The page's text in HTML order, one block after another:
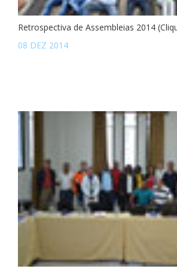
Retrospectiva de Assembleias 2014
08 DEZ 2014